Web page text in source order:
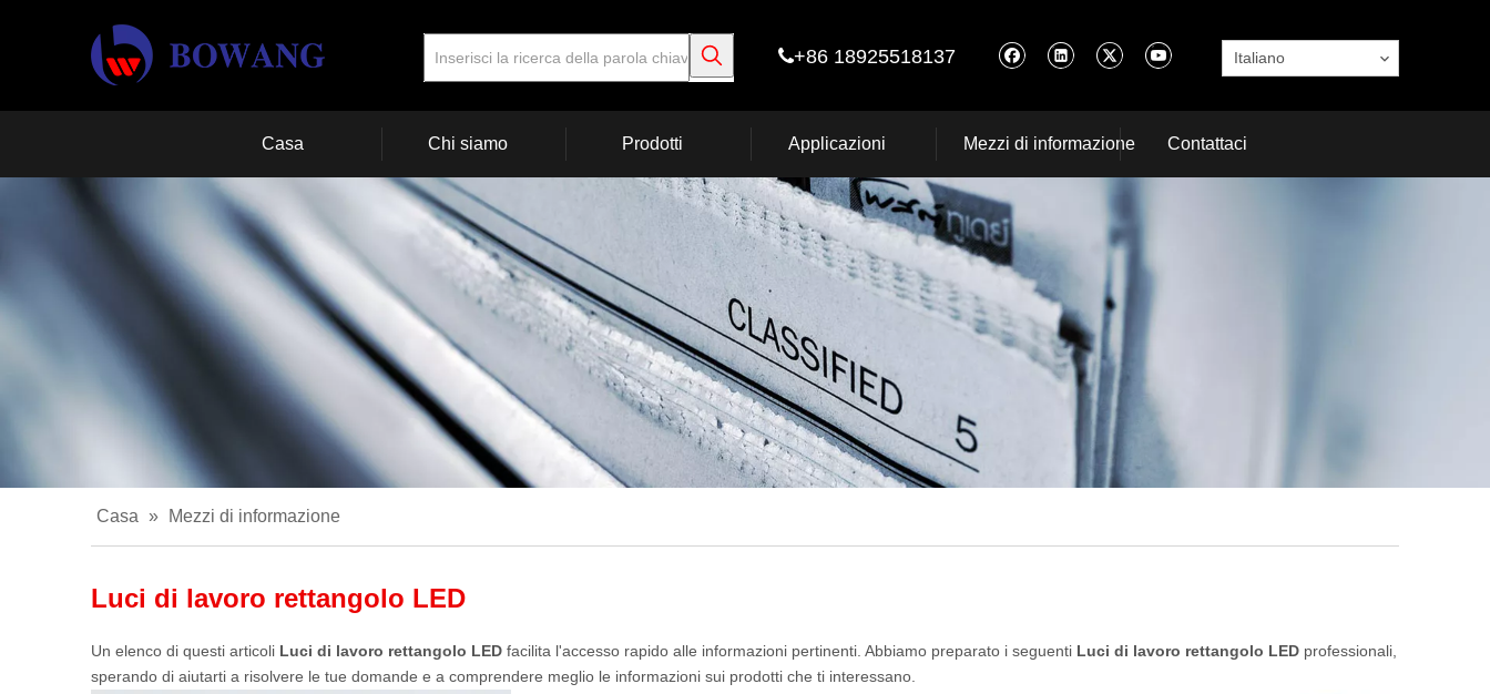
+86 18925518137 Italiano
Casa Chi siamo Prodotti Applicazioni Mezzi di informazione Contattaci
Casa » Mezzi di informazione
Luci di lavoro rettangolo LED
Un elenco di questi articoli Luci di lavoro rettangolo LED facilita l'accesso rapido alle informazioni pertinenti. Abbiamo preparato i seguenti Luci di lavoro rettangolo LED professionali,
sperando di aiutarti a risolvere le tue domande e a comprendere meglio le informazioni sui prodotti che ti interessano.